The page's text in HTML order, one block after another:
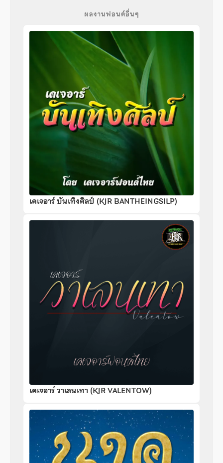
ผลงานฟอนต์อื่นๆ
เคเจอาร์ บันเทิงศิลป์ (KJR BANTHEINGSILP)
เคเจอาร์ วาเลนเทา (KJR VALENTOW)